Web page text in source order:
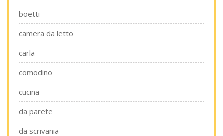
boetti
camera da letto
carla
comodino
cucina
da parete
da scrivania